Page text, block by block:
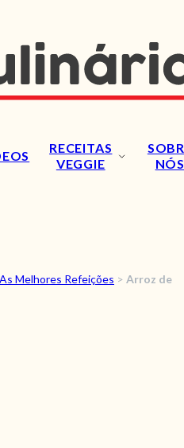
RECEITAS
VEGGIE
NÓS
As Melhores Refeições > Arroz de